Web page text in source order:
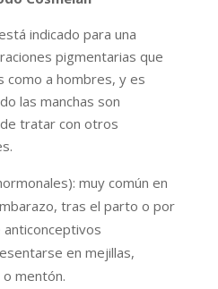
indicado para una
pigmentarias que
como a hombres, y es
las manchas son
tratar con otros
muy común en
tras el parto o por
en mejillas,
mentón.